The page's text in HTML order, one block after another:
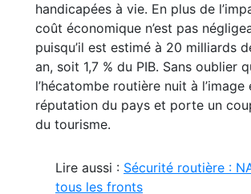
handicapées à vie. En plus de
coût économique n’est pas
puisqu’il est estimé à 20 milliards
an, soit 1,7 % du PIB. Sans oublier
l’hécatombe routière nuit à l’image
réputation du pays et porte un
du tourisme.
Lire aussi : Sécurité routière :
tous les fronts